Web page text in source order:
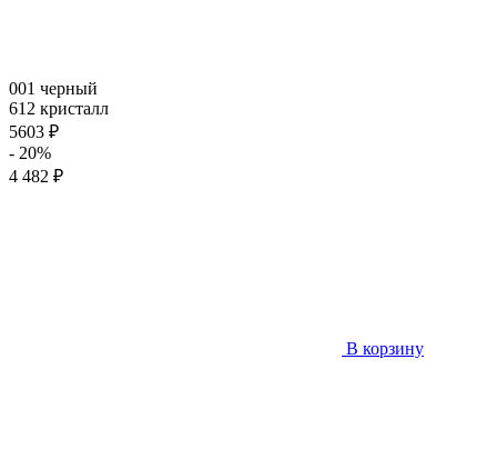
001 черный
612 кристалл
5603 ₽
- 20%
4 482 ₽
В корзину